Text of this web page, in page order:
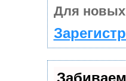
Для новых